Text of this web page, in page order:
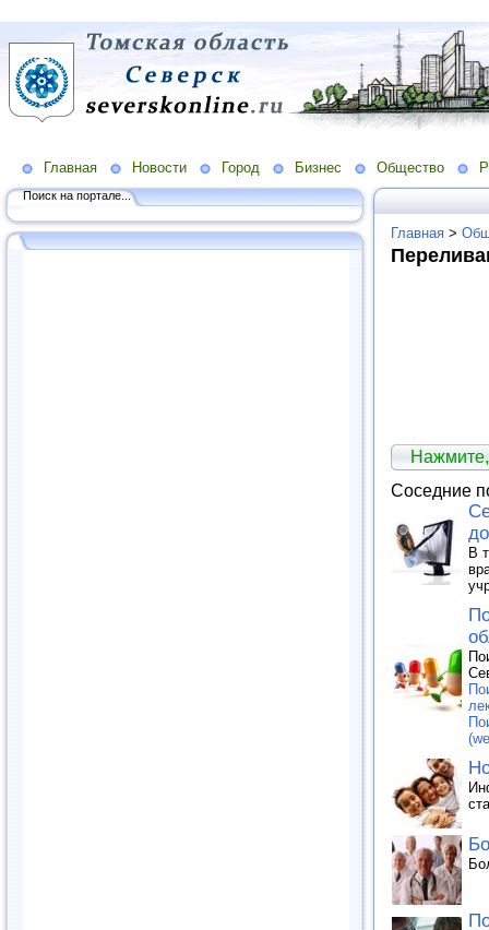
Главная Новости Город Бизнес Общество
Поиск на портале...
Главная >
Соседние
В